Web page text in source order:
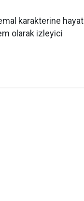
karakterine hayat
olarak izleyici